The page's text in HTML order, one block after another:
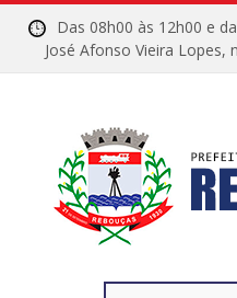
Das 08h00 às 12h00
José Afonso Vieira